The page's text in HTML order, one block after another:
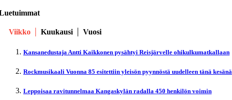
Viikko Kuukausi Vuosi
Kansanedustaja Antti Kaikkonen pysähtyi Reisjärvelle ohikulkumatkallaan
Rockmusikaali Vuonna 85 esitettiin yleisön pyynnöstä uudelleen tänä kesänä
Leppoisaa ravitunnelmaa Kangaskylän radalla 450 henkilön voimin